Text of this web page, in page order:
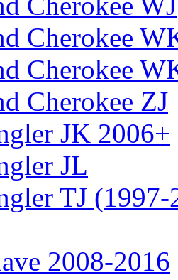
Cherokee
Cherokee
Cherokee ZJ
JK 2006+
JL
TJ
2008-2016